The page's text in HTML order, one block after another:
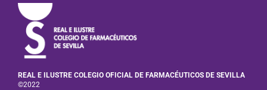
REAL E ILUSTRE COLEGIO OFICIAL DE FARMACÉUTICOS DE SEVILLA
©2022